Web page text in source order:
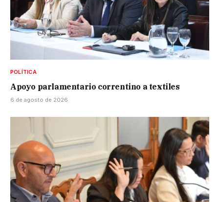
POLÍTICA
Apoyo parlamentario correntino a textiles
6 de agosto de 2026